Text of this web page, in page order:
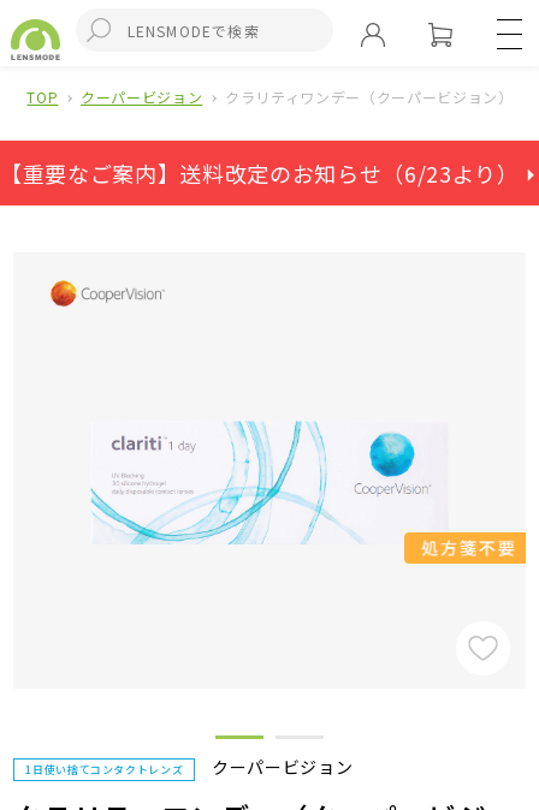
TOP クーパービジョン クラリティワンデー（クーパービジョン）
【重要なご案内】送料改定のお知らせ（6/23より） ⏵
1日使い捨てコンタクトレンズ クーパービジョン